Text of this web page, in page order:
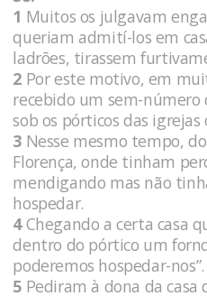
1 Muitos os julgavam
queriam admití-los em
ladrões, tirassem
2 Por este motivo, em
recebido um sem-
sob os pórticos das igrejas
3 Nesse mesmo tempo,
Florença, onde tinham
mendigando mas não
hospedar.
4Chegando a certa casa
dentro do pórtico um
poderemos hospedar-nos”.
5 Pediram à dona da casa